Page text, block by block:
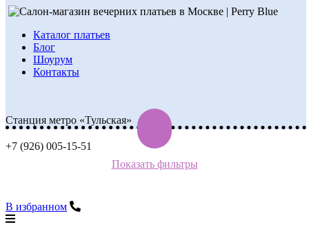
Каталог платьев
Блог
Шоурум
Контакты
Станция метро «Тульская»
+7 (926) 005-15-51
В избранном
Показать фильтры